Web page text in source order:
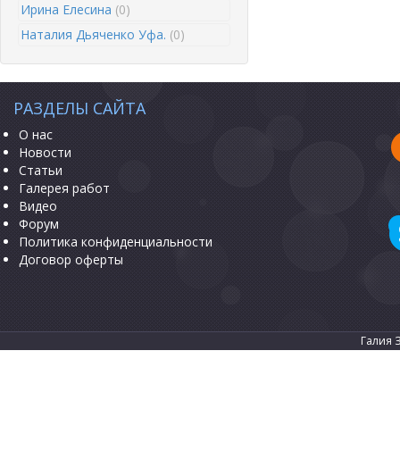
Ирина Елесина (0)
Наталия Дьяченко Уфа. (0)
РАЗДЕЛЫ САЙТА
О нас
Новости
Статьи
Галерея работ
Видео
Форум
Политика конфиденциальности
Договор оферты
Галия